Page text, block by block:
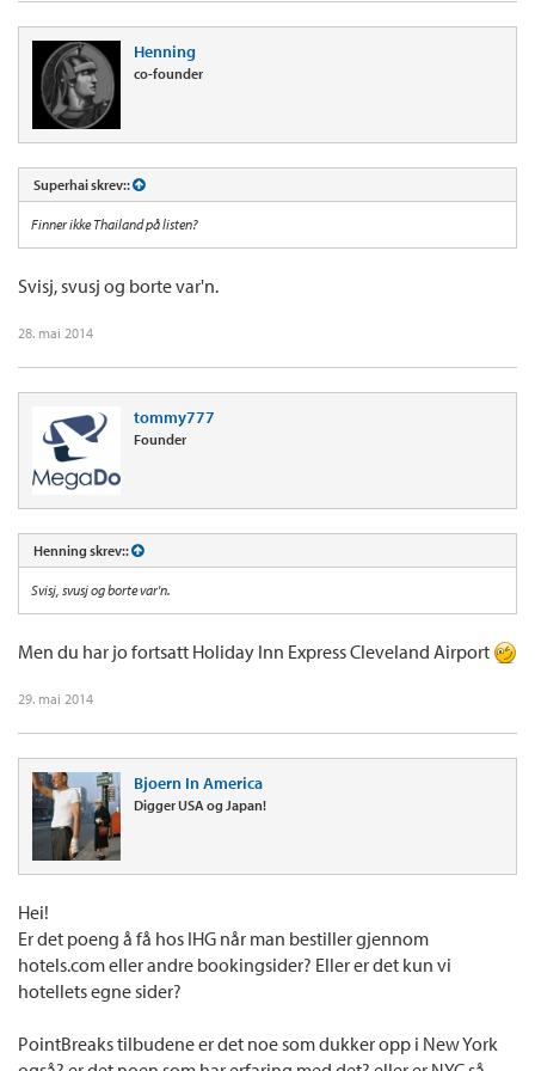
Henning
co-founder
Superhai skrev::
Finner ikke Thailand på listen?
Svisj, svusj og borte var'n.
28. mai 2014
tommy777
Founder
Henning skrev::
Svisj, svusj og borte var'n.
Men du har jo fortsatt Holiday Inn Express Cleveland Airport
29. mai 2014
Bjoern In America
Digger USA og Japan!
Hei!
Er det poeng å få hos IHG når man bestiller gjennom
hotels.com eller andre bookingsider? Eller er det kun vi
hotellets egne sider?
PointBreaks tilbudene er det noe som dukker opp i New York